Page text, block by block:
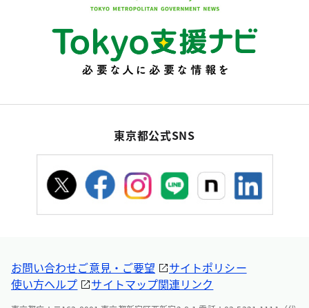
東京都公式SNS
お問い合わせご意見・ご要望
サイトポリシー
使い方ヘルプ
サイトマップ関連リンク